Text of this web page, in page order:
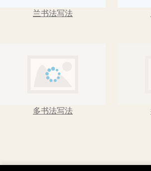
兰书法写法
多书法写法